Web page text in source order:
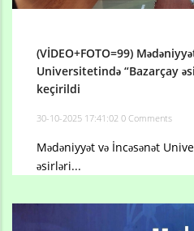
(VİDEO+FOTO=99)
Universitetində “Bazarçay
keçirildi
30-10-2025 17:41:02 0 Comments
Mədəniyyət və İncəsənət
əsirləri...